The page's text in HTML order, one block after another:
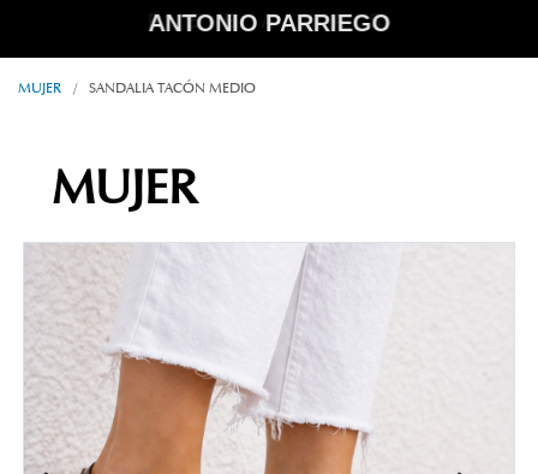
R E B A J A S
ANTONIO PARRIEGO
MUJER / SANDALIA TACÓN MEDIO
MUJER